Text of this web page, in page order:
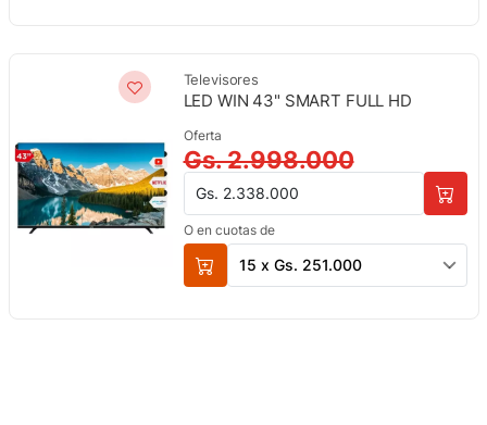
Televisores
LED WIN 43" SMART FULL HD
Oferta
Gs. 2.998.000
Gs. 2.338.000
O en cuotas de
15 x Gs. 251.000